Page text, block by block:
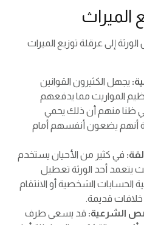
الميراث
إلى عرقلة توزيع الميراث
يجهل الكثيرون القوانين
المواريث مما يدفعهم
ظنا منهم أن ذلك يحمي
أنهم يضعون أنفسهم أمام
في كثير من الأحيان يستخدم
يتعمد أحد الورثة تعطيل
الشخصية أو الانتقام
قديمة.
الشرعية: قد يسعى طرف